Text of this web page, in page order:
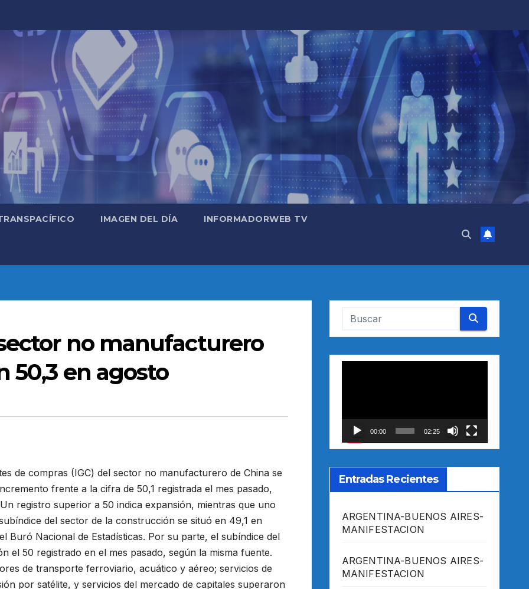
IMAGEN DEL DÍA INFORMADORWEB TV
no manufacturero
50,3 en agosto
de compras (IGC) del sector no manufacturero de China se
frente a la cifra de 50,1 registrada el mes pasado,
registro superior a 50 indica expansión, mientras que uno
del sector de la construcción se situó en 49,1 en
Buró Nacional de Estadísticas. Por su parte, el subíndice del
el 50 registrado en el mes pasado, según la misma fuente.
de transporte ferroviario, acuático y aéreo; servicios de
por satélite, y servicios del mercado de capitales superaron
00:00 02:25
Entradas Recientes
ARGENTINA-BUENOS AIRES-
MANIFESTACION
ARGENTINA-BUENOS AIRES-
MANIFESTACION